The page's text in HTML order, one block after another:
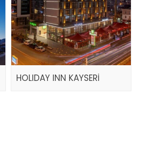
HOLIDAY INN KAYSERİ